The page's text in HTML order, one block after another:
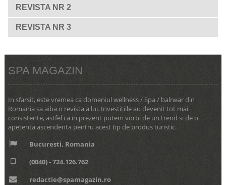
REVISTA NR 2
REVISTA NR 3
SPA MAGAZIN
In sfarsit, este vremea ca domeniul wellness / Spa / balnear din
Romania sa aiba o revista a lui. Investitiile au devenit tot mai
consistente, astfel ca in prezent putem vorbi de un trend si de o
apetenta ascendenta pentru acest tip de produs turistic.
Bucuresti, Romania
(0040) - 724.126.762
redactie@spamagazin.ro